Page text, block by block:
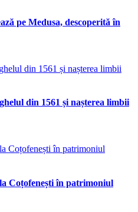
pe Medusa, descoperită în
din 1561 și nașterea limbii
Coțofenești în patrimoniul